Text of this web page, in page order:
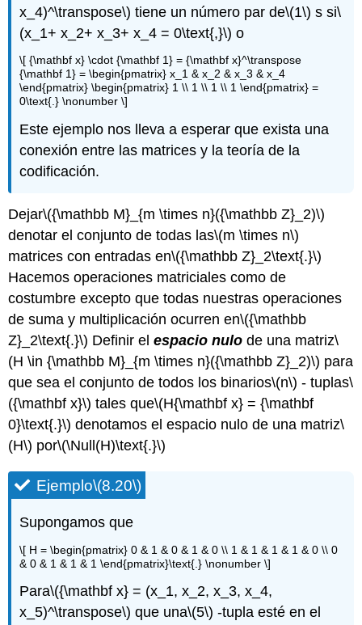
x_4)^\transpose\) tiene un número par de\(1\) s si\
(x_1+ x_2+ x_3+ x_4 = 0\text{,}\) o
\[ {\mathbf x} \cdot {\mathbf 1} = {\mathbf x}^\transpose
{\mathbf 1} = \begin{pmatrix} x_1 & x_2 & x_3 & x_4
\end{pmatrix} \begin{pmatrix} 1 \\ 1 \\ 1 \\ 1 \end{pmatrix} =
0\text{.} \nonumber \]
Este ejemplo nos lleva a esperar que exista una
conexión entre las matrices y la teoría de la
codificación.
Dejar\({\mathbb M}_{m \times n}({\mathbb Z}_2)\)
denotar el conjunto de todas las\(m \times n\)
matrices con entradas en\({\mathbb Z}_2\text{.}\)
Hacemos operaciones matriciales como de
costumbre excepto que todas nuestras operaciones
de suma y multiplicación ocurren en\({\mathbb
Z}_2\text{.}\) Definir elespacio nulo de una matriz\
(H \in {\mathbb M}_{m \times n}({\mathbb Z}_2)\) para
que sea el conjunto de todos los binarios\(n\) - tuplas\
({\mathbf x}\) tales que\(H{\mathbf x} = {\mathbf
0}\text{.}\) denotamos el espacio nulo de una matriz\
(H\) por\(\Null(H)\text{.}\)
Ejemplo\(8.20\)
Supongamos que
\[ H = \begin{pmatrix} 0 & 1 & 0 & 1 & 0 \\ 1 & 1 & 1 & 1 & 0 \\ 0
& 0 & 1 & 1 & 1 \end{pmatrix}\text{.} \nonumber \]
Para\({\mathbf x} = (x_1, x_2, x_3, x_4,
x_5)^\transpose\) que una\(5\) -tupla esté en el